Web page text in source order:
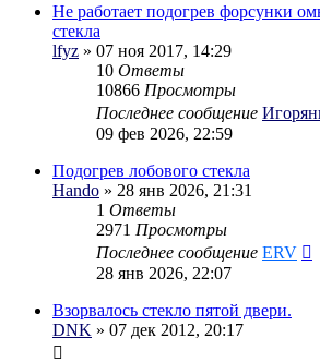
Не работает подогрев форсунки
стекла
lfyz » 07 ноя 2017, 14:29
10 Ответы
10866 Просмотры
Последнее сообщение
09 фев 2026, 22:59
Подогрев лобового стекла
Hando » 28 янв 2026, 21:31
1 Ответы
2971 Просмотры
Последнее сообщение ERV
28 янв 2026, 22:07
Взорвалось стекло пятой двери.
DNK » 07 дек 2012, 20:17